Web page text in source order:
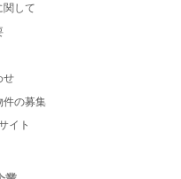
関して
せ
件の募集
イト